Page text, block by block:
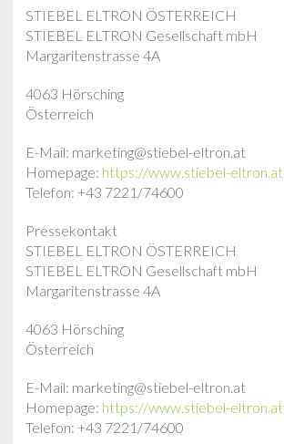
STIEBEL ELTRON ÖSTERREICH
STIEBEL ELTRON Gesellschaft mbH
Margaritenstrasse 4A
4063 Hörsching
Österreich
E-Mail: marketing@stiebel-eltron.at
Homepage: https://www.stiebel-eltron.at
Telefon: +43 7221/74600
Pressekontakt
STIEBEL ELTRON ÖSTERREICH
STIEBEL ELTRON Gesellschaft mbH
Margaritenstrasse 4A
4063 Hörsching
Österreich
E-Mail: marketing@stiebel-eltron.at
Homepage: https://www.stiebel-eltron.at
Telefon: +43 7221/74600